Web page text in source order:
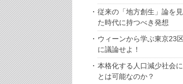
従来の「地方創生」論を
た時代に持つべき発想
ウィーンから学ぶ東京23
に議論せよ！
本格化する人口減少社会
とは可能なのか？